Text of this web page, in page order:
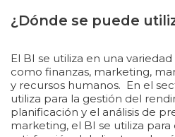
¿Dónde se puede
El BI se utiliza en una
como finanzas, marketing,
y recursos humanos. En el
utiliza para la gestión del
planificación y el análisis de
marketing, el BI se utiliza para